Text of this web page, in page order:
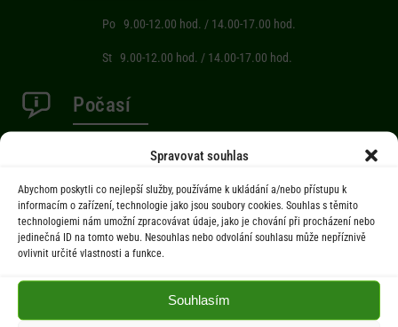
Spravovat souhlas
Abychom poskytli co nejlepší služby, používáme k ukládání a/nebo přístupu k
informacím o zařízení, technologie jako jsou soubory cookies. Souhlas s těmito
technologiemi nám umožní zpracovávat údaje, jako je chování při procházení nebo
jedinečná ID na tomto webu. Nesouhlas nebo odvolání souhlasu může nepříznivě
ovlivnit určité vlastnosti a funkce.
Souhlasím
Po 9.00-12.00 hod. / 14.00-17.00 hod.
St 9.00-12.00 hod. / 14.00-17.00 hod.
Počasí
Aktuální informace o počasí z meteostanice (Brňov) vzdálené 2km od
Menu
Úřední deska